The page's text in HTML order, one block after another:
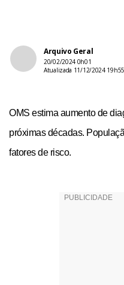
Arquivo Geral
20/02/2024 0h01
Atualizada 11/12/2024 19h55
OMS estima aumento de
próximas décadas.
fatores de risco.